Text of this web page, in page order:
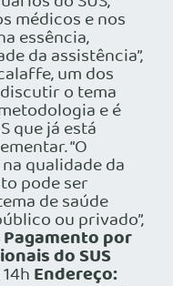
médicos e nos
essência,
da assistência”,
um dos
o tema
e é
que já está
“O
qualidade da
pode ser
de saúde
ou privado”,
Pagamento por
do SUS
14h Endereço: